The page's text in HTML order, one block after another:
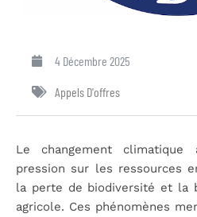
4 Décembre 2025
Appels D'offres
Le changement
pression sur les ressources
la perte de biodiversité et la
agricole. Ces phénomènes